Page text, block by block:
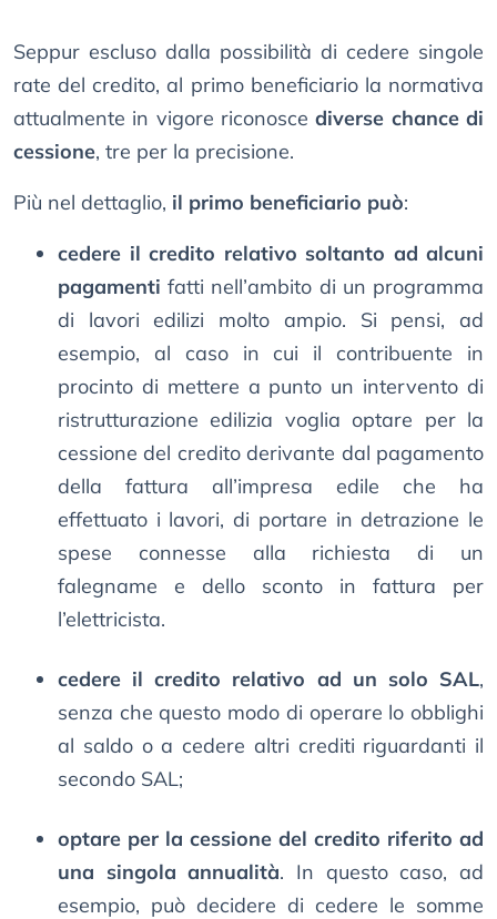
Seppur escluso dalla possibilità di cedere singole
rate del credito, al primo beneficiario la normativa
attualmente in vigore riconoscediverse chance di
cessione, tre per la precisione.
Più nel dettaglio, il primo beneficiario può:
cedere il credito relativo soltanto ad alcuni
pagamenti fatti nell’ambito di un programma
di lavori edilizi molto ampio. Si pensi, ad
esempio, al caso in cui il contribuente in
procinto di mettere a punto un intervento di
ristrutturazione edilizia voglia optare per la
cessione del credito derivante dal pagamento
della fattura all’impresa edile che ha
effettuato i lavori, di portare in detrazione le
spese connesse alla richiesta di un
falegname e dello sconto in fattura per
l’elettricista.
cedere il credito relativo ad un solo SAL,
senza che questo modo di operare lo obblighi
al saldo o a cedere altri crediti riguardanti il
secondo SAL;
optare per la cessione del credito riferito ad
una singola annualità. In questo caso, ad
esempio, può decidere di cedere le somme